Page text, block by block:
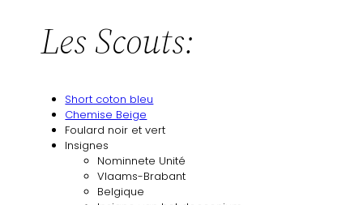
Les Scouts:
Short coton bleu
Chemise Beige
Foulard noir et vert
Insignes
Nominnete Unité
Vlaams-Brabant
Belgique